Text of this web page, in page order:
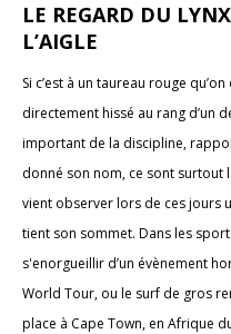
LE REGARD DU
L’AIGLE
Si c’est à un taureau rouge
directement hissé au rang d’un
important de la discipline,
donné son nom, ce sont surtout
vient observer lors de ces jours
tient son sommet. Dans les
s'enorgueillir d’un évènement
World Tour, ou le surf de gros
place à Cape Town, en Afrique